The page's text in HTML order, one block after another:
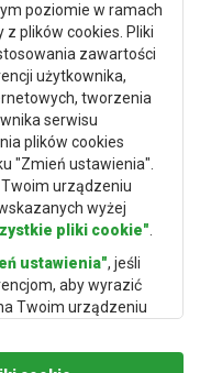
poziomie w ramach
plików cookies. Pliki
zawartości
użytkownika,
tworzenia
serwisu
plików cookies
"Zmień ustawienia".
urządzeniu
wyżej
pliki cookie"
ustawienia", jeśli
aby wyrazić
Twoim urządzeniu